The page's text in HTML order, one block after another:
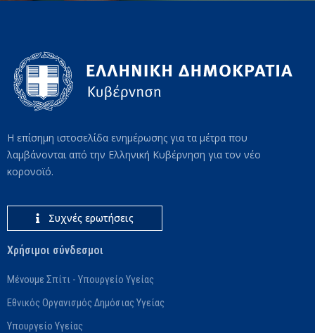
Η επίσημη ιστοσελίδα ενημέρωσης για τα μέτρα που
λαμβάνονται από την Ελληνική Κυβέρνηση για τον νέο
κορονοϊό.
Συχνές ερωτήσεις
Χρήσιμοι σύνδεσμοι
Μένουμε Σπίτι - Υπουργείο Υγείας
Εθνικός Οργανισμός Δημόσιας Υγείας
Υπουργείο Υγείας